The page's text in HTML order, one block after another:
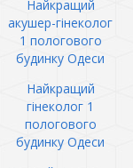
Найкращий
акушер-гінеколог
1 пологового
будинку Одеси
Найкращий
гінеколог 1
пологового
будинку Одеси